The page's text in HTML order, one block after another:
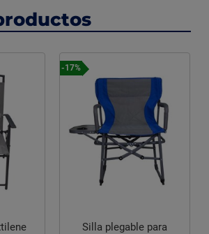
-17%
Silla plegable para